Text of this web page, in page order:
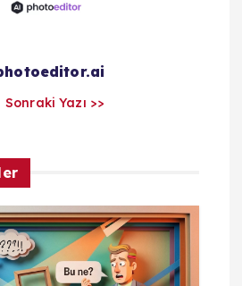
Sonraki Yazı >>